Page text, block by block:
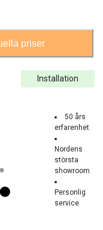
priser
Installation
50 års
erfarenhet
Nordens
största
showroom
Personlig
service